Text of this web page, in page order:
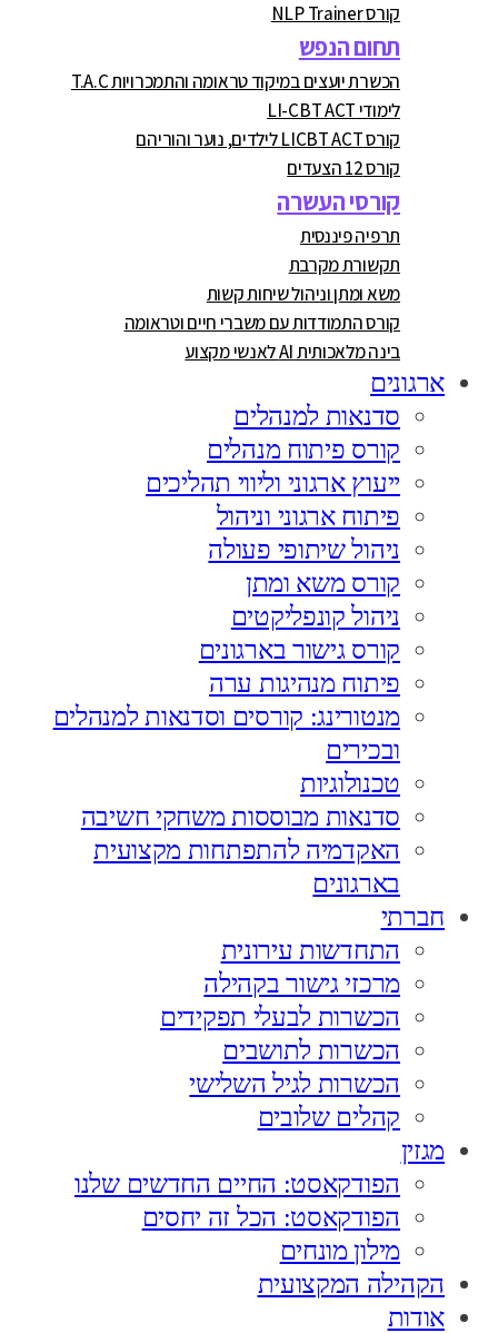
קורס NLP Trainer
תחום הנפש
הכשרת יועצים במיקוד טראומה והתמכרויות T.A.C
לימודי LI-CBT ACT
קורס LICBT ACT לילדים, נוער והוריהם
קורס 12 הצעדים
קורסי העשרה
תרפיה פיננסית
תקשורת מקרבת
משא ומתן וניהול שיחות קשות
קורס התמודדות עם משברי חיים וטראומה
בינה מלאכותית AI לאנשי מקצוע
ארגונים
סדנאות למנהלים
קורס פיתוח מנהלים
ייעוץ ארגוני וליווי תהליכים
פיתוח ארגוני וניהול
ניהול שיתופי פעולה
קורס משא ומתן
ניהול קונפליקטים
קורס גישור בארגונים
פיתוח מנהיגות ערה
מנטורינג: קורסים וסדנאות למנהלים
ובכירים
טכנולוגיות
סדנאות מבוססות משחקי חשיבה
האקדמיה להתפתחות מקצועית
בארגונים
חברתי
התחדשות עירונית
מרכזי גישור בקהילה
הכשרות לבעלי תפקידים
הכשרות לתושבים
הכשרות לגיל השלישי
קהלים שלובים
מגזין
הפודקאסט: החיים החדשים שלנו
הפודקאסט: הכל זה יחסים
מילון מונחים
הקהילה המקצועית
אודות